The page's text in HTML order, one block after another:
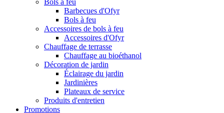
Barbecues d'Ofyr
Bols à feu
Accessoires de bols à feu
Accessoires d'Ofyr
Chauffage de terrasse
Chauffage au bioéthanol
Décoration de jardin
Éclairage du jardin
Jardinières
Plateaux de service
Produits d'entretien
Promotions